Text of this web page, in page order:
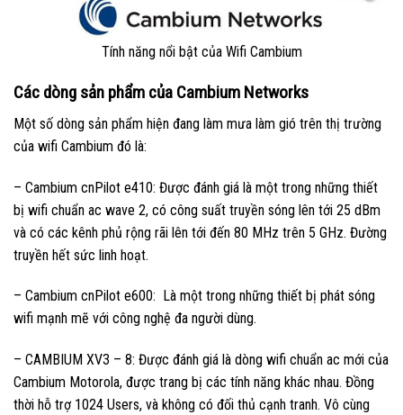
Tính năng nổi bật của Wifi Cambium
Các dòng sản phẩm của Cambium Networks
Một số dòng sản phẩm hiện đang làm mưa làm gió trên thị trường
của wifi Cambium đó là:
– Cambium cnPilot e410: Được đánh giá là một trong những thiết
bị wifi chuẩn ac wave 2, có công suất truyền sóng lên tới 25 dBm
và có các kênh phủ rộng rãi lên tới đến 80 MHz trên 5 GHz. Đường
truyền hết sức linh hoạt.
– Cambium cnPilot e600: Là một trong những thiết bị phát sóng
wifi mạnh mẽ với công nghệ đa người dùng.
– CAMBIUM XV3 – 8: Được đánh giá là dòng wifi chuẩn ac mới của
Cambium Motorola, được trang bị các tính năng khác nhau. Đồng
thời hỗ trợ 1024 Users, và không có đối thủ cạnh tranh. Vô cùng